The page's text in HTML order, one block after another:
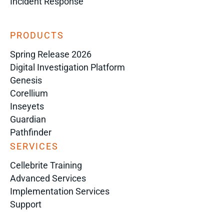
PRODUCTS
Spring Release 2026
Digital Investigation Platform
Genesis
Corellium
Inseyets
Guardian
Pathfinder
SERVICES
Cellebrite Training
Advanced Services
Implementation Services
Support